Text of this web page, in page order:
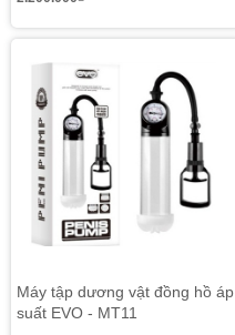
Máy tập dương vật đồng hồ áp
suất EVO - MT11